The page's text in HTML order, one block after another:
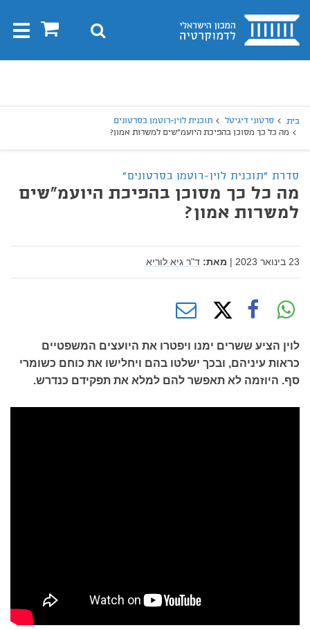
בית 0 חיפוש
בית סרטוני דיגיטל
תוכנית לוין-רוטמן בסרטונים
מה כל כך מסוכן בהפיכת היועמ"שים למשרות אמון?
סדרת "תוכנית לוין-רוטמן בסרטונים"
מה כל כך מסוכן בהפיכת היועמ"שים
למשרות אמון?
23 בינואר 2023 | מאת: ד"ר גיא לוריא
לוין הציע ששרים ימנו ויפטרו את היועצים המשפטיים
כראות עיניהם, ובכך ישלטו בהם ויחלישו את כוחם כשומרי
סף. היוזמה לא תאפשר להם למלא את תפקידם כנדרש.